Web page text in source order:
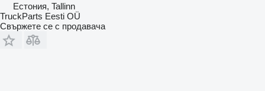
Естония, Tallinn
TruckParts Eesti OÜ
Свържете се с продавача